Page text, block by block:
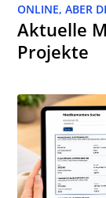
ONLINE, ABER
Aktuelle
Projekte